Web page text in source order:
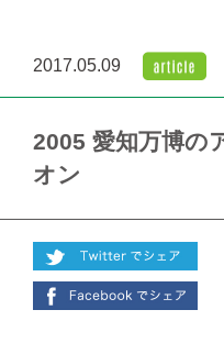
2017.05.09
2005 愛知万博の
オン